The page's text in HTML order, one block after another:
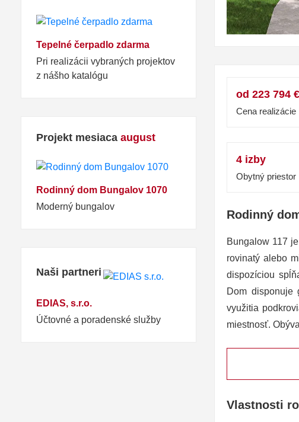
Tepelné čerpadlo zdarma
Pri realizácii vybraných projektov
z nášho katalógu
Projekt mesiaca august
Rodinný dom Bungalov 1070
Moderný bungalov
Naši partneri
EDIAS, s.r.o.
Účtovné a poradenské služby
od 223 794 €
Cena realizácie
4 izby
Obytný priestor
Rodinný
Bungalow 117
rovinatý alebo
dispozíciou
Dom disponuje
využitia
miestnosť.
Vlastnosti